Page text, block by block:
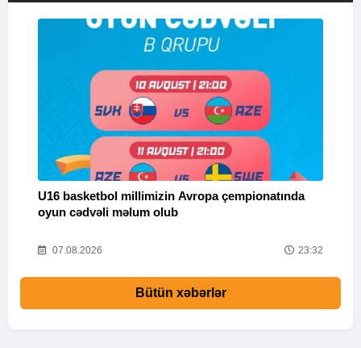
U16 basketbol millimizin Avropa çempionatında
oyun cədvəli məlum olub
07.08.2026 23:32
Bütün xəbərlər